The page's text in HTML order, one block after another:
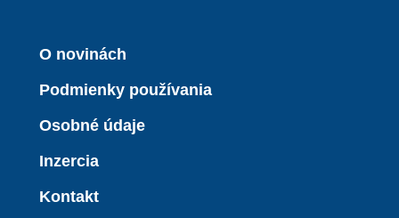
O novinách
Podmienky používania
Osobné údaje
Inzercia
Kontakt